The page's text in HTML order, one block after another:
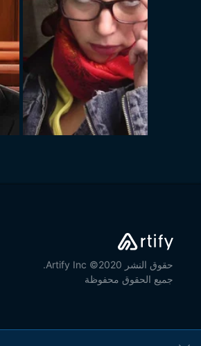
حقوق النشر 2020© Artify Inc.
جميع الحقوق محفوظة